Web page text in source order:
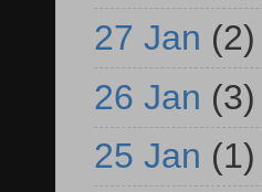
27 Jan (2)
26 Jan (3)
25 Jan (1)